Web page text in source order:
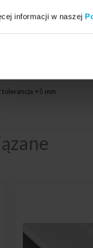
informacji w naszej
montażu:
Przesłonki montowane są
Przesłonki sprzedawane w
+5 mm